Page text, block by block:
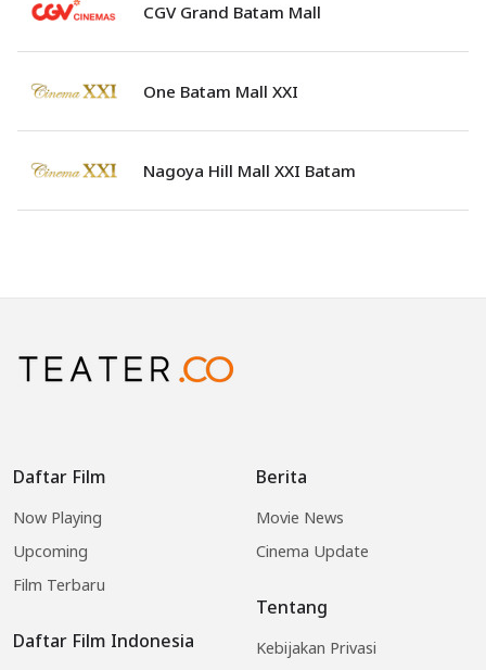
CGV Grand Batam Mall
One Batam Mall XXI
Nagoya Hill Mall XXI Batam
Daftar Film
Now Playing
Upcoming
Film Terbaru
Daftar Film Indonesia
Berita
Movie News
Cinema Update
Tentang
Kebijakan Privasi